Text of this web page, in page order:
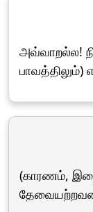
அவ்வாறல்ல!
பாவத்திலும்)
(காரணம்,